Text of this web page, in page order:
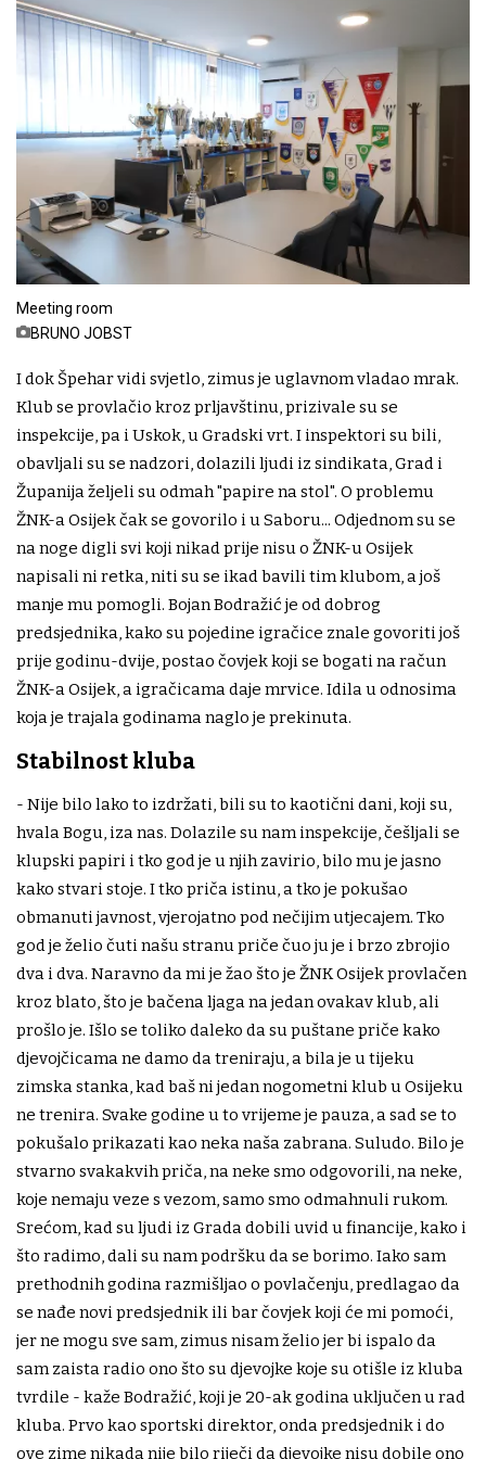
Meeting room
BRUNO JOBST
I dok Špehar vidi svjetlo, zimus je uglavnom vladao mrak.
Klub se provlačio kroz prljavštinu, prizivale su se
inspekcije, pa i Uskok, u Gradski vrt. I inspektori su bili,
obavljali su se nadzori, dolazili ljudi iz sindikata, Grad i
Županija željeli su odmah "papire na stol". O problemu
ŽNK-a Osijek čak se govorilo i u Saboru... Odjednom su se
na noge digli svi koji nikad prije nisu o ŽNK-u Osijek
napisali ni retka, niti su se ikad bavili tim klubom, a još
manje mu pomogli. Bojan Bodražić je od dobrog
predsjednika, kako su pojedine igračice znale govoriti još
prije godinu-dvije, postao čovjek koji se bogati na račun
ŽNK-a Osijek, a igračicama daje mrvice. Idila u odnosima
koja je trajala godinama naglo je prekinuta.
Stabilnost kluba
- Nije bilo lako to izdržati, bili su to kaotični dani, koji su,
hvala Bogu, iza nas. Dolazile su nam inspekcije, češljali se
klupski papiri i tko god je u njih zavirio, bilo mu je jasno
kako stvari stoje. I tko priča istinu, a tko je pokušao
obmanuti javnost, vjerojatno pod nečijim utjecajem. Tko
god je želio čuti našu stranu priče čuo ju je i brzo zbrojio
dva i dva. Naravno da mi je žao što je ŽNK Osijek provlačen
kroz blato, što je bačena ljaga na jedan ovakav klub, ali
prošlo je. Išlo se toliko daleko da su puštane priče kako
djevojčicama ne damo da treniraju, a bila je u tijeku
zimska stanka, kad baš ni jedan nogometni klub u Osijeku
ne trenira. Svake godine u to vrijeme je pauza, a sad se to
pokušalo prikazati kao neka naša zabrana. Suludo. Bilo je
stvarno svakakvih priča, na neke smo odgovorili, na neke,
koje nemaju veze s vezom, samo smo odmahnuli rukom.
Srećom, kad su ljudi iz Grada dobili uvid u financije, kako i
što radimo, dali su nam podršku da se borimo. Iako sam
prethodnih godina razmišljao o povlačenju, predlagao da
se nađe novi predsjednik ili bar čovjek koji će mi pomoći,
jer ne mogu sve sam, zimus nisam želio jer bi ispalo da
sam zaista radio ono što su djevojke koje su otišle iz kluba
tvrdile - kaže Bodražić, koji je 20-ak godina uključen u rad
kluba. Prvo kao sportski direktor, onda predsjednik i do
ove zime nikada nije bilo riječi da djevojke nisu dobile ono